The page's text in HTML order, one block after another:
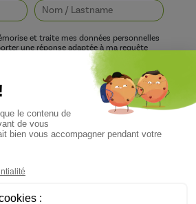
et traite mes données personnelles
une réponse adaptée à ma requête
protection de la vie privée de Vivagro.
processes my personal data collected in order
to my request in accordance with